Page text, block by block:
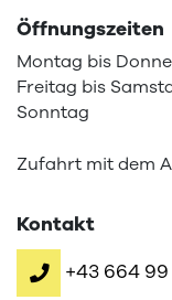
Öffnungszeiten
Montag bis
Freitag bis
Sonntag
Zufahrt mit dem
Kontakt
+43 664